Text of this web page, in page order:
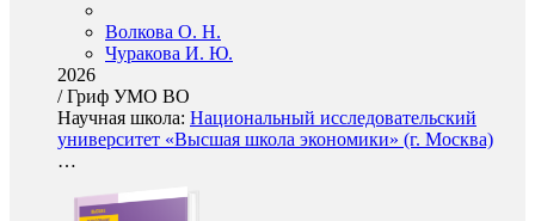
Волкова О. Н.
Чуракова И. Ю.
2026
/Гриф УМО ВО
Научная школа: Национальный исследовательский
университет «Высшая школа экономики» (г. Москва)
…